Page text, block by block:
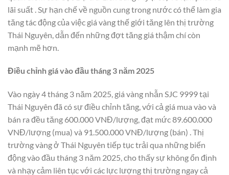
lãi suất . Sự hạn chế về nguồn cung trong nước có thể làm gia
tăng tác động của việc giá vàng thế giới tăng lên thị trường
Thái Nguyên, dẫn đến những đợt tăng giá thậm chí còn
mạnh mẽ hơn.
Điều chỉnh giá vào đầu tháng 3 năm 2025
Vào ngày 4 tháng 3 năm 2025, giá vàng nhẫn SJC 9999 tại
Thái Nguyên đã có sự điều chỉnh tăng, với cả giá mua vào và
bán ra đều tăng 600.000 VNĐ/lượng, đạt mức 89.600.000
VNĐ/lượng (mua) và 91.500.000 VNĐ/lượng (bán) . Thị
trường vàng ở Thái Nguyên tiếp tục trải qua những biến
động vào đầu tháng 3 năm 2025, cho thấy sự không ổn định
và nhạy cảm liên tục với các lực lượng thị trường ngay cả